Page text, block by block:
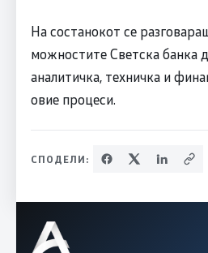
На состанокот се
можностите Светска банка
аналитичка, техничка и
овие процеси.
СПОДЕЛИ: